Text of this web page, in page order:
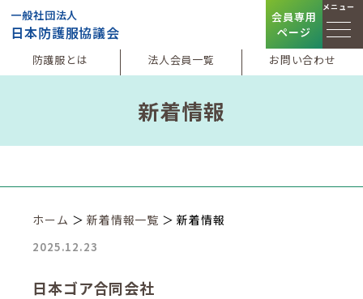
一般社団法人
日本防護服協議会
会員専用
ページ
メニュー
防護服とは 法人会員一覧 お問い合わせ
新着情報
ホーム ＞新着情報一覧 ＞ 新着情報
2025.12.23
日本ゴア合同会社